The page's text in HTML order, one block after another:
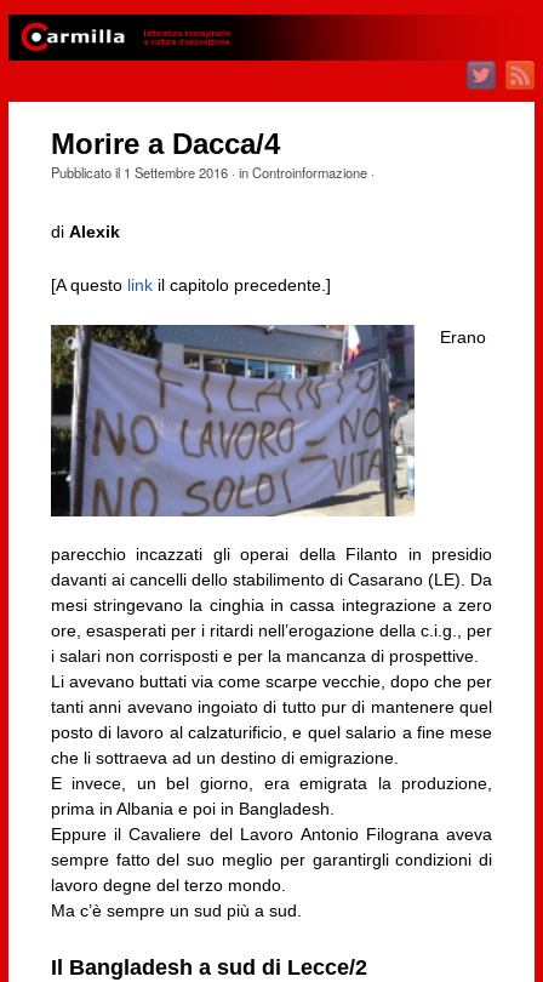
Morire a Dacca/4
Pubblicato il 1 Settembre 2016· inControinformazione·
di Alexik
[A questo linkil capitolo precedente.]
Erano
parecchio incazzati gli operai della Filanto in presidio
davanti ai cancelli dello stabilimento di Casarano (LE). Da
mesi stringevano la cinghia in cassa integrazione a zero
ore, esasperati per i ritardi nell’erogazione della c.i.g., per
i salari non corrisposti e per la mancanza di prospettive.
Li avevano buttati via come scarpe vecchie, dopo che per
tanti anni avevano ingoiato di tutto pur di mantenere quel
posto di lavoro al calzaturificio, e quel salario a fine mese
che li sottraeva ad un destino di emigrazione.
E invece, un bel giorno, era emigrata la produzione,
prima in Albania e poi in Bangladesh.
Eppure il Cavaliere del Lavoro Antonio Filograna aveva
sempre fatto del suo meglio per garantirgli condizioni di
lavoro degne del terzo mondo.
Ma c’è sempre un sud più a sud.
Il Bangladesh a sud di Lecce/2